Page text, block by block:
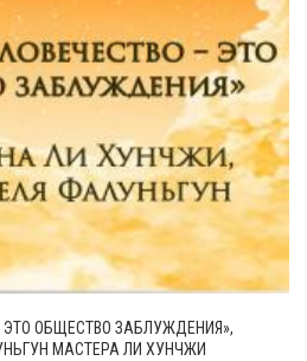
ЭТО ОБЩЕСТВО ЗАБЛУЖДЕНИЯ»,
МАСТЕРА ЛИ ХУНЧЖИ